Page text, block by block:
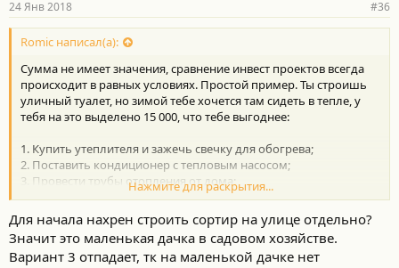
24 Янв 2018 #36
Romic написал(а):
Сумма не имеет значения, сравнение инвест проектов всегда
происходит в равных условиях. Простой пример. Ты строишь
уличный туалет, но зимой тебе хочется там сидеть в тепле, у
тебя на это выделено 15 000, что тебе выгоднее:
1. Купить утеплителя и зажечь свечку для обогрева;
2. Поставить кондиционер с тепловым насосом;
3. Провести трубы отопления от дома;
4. Установить электрическую пушку.
Нажмите для раскрытия...
Для начала нахрен строить сортир на улице отдельно?
Значит это маленькая дачка в садовом хозяйстве.
Вариант 3 отпадает, тк на маленькой дачке нет